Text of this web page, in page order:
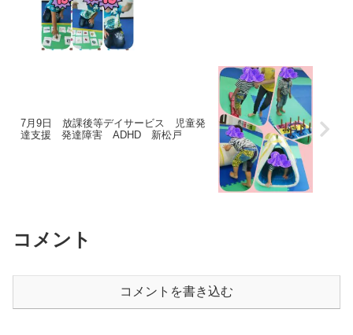
7月9日 放課後等デイサービス 児童発
達支援 発達障害 ADHD 新松戸
コメント
コメントを書き込む